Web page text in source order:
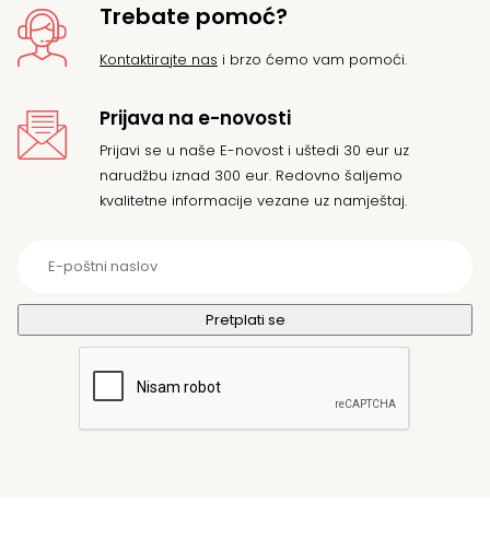
Trebate pomoć?
Kontaktirajte nas i brzo ćemo vam pomoći.
Prijava na e-novosti
Prijavi se u naše E-novost i uštedi 30 eur uz
narudžbu iznad 300 eur. Redovno šaljemo
kvalitetne informacije vezane uz namještaj.